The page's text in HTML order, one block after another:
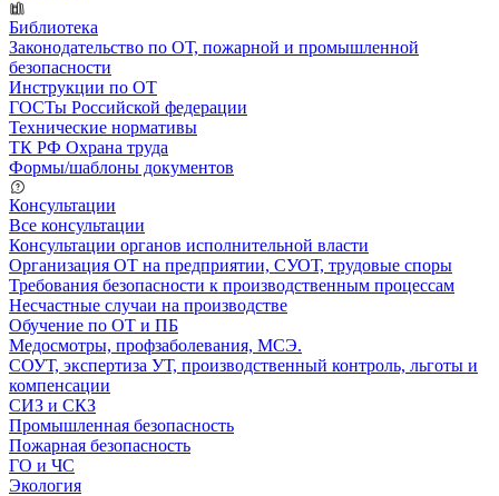
Библиотека
Законодательство по ОТ, пожарной и промышленной
безопасности
Инструкции по ОТ
ГОСТы Российской федерации
Технические нормативы
ТК РФ Охрана труда
Формы/шаблоны документов
Консультации
Все консультации
Консультации органов исполнительной власти
Организация ОТ на предприятии, СУОТ, трудовые споры
Требования безопасности к производственным процессам
Несчастные случаи на производстве
Обучение по ОТ и ПБ
Медосмотры, профзаболевания, МСЭ.
СОУТ, экспертиза УТ, производственный контроль, льготы и
компенсации
СИЗ и СКЗ
Промышленная безопасность
Пожарная безопасность
ГО и ЧС
Экология